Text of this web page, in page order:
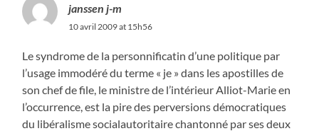
janssen j-m
10 avril 2009 at 15h56
Le syndrome de la personnificatin d’une politique par
l’usage immodéré du terme « je » dans les apostilles de
son chef de file, le ministre de l’intérieur Alliot-Marie en
l’occurrence, est la pire des perversions démocratiques
du libéralisme socialautoritaire chantonné par ses deux